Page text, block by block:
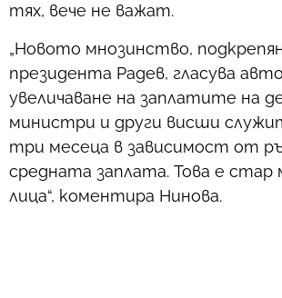
тях, вече не важат.
„Новото мнозинство,
президента Радев, гласува
увеличаване на заплатите на
министри и други висши
три месеца в зависимост от
средната заплата. Това е стар
лица“, коментира Нинова.